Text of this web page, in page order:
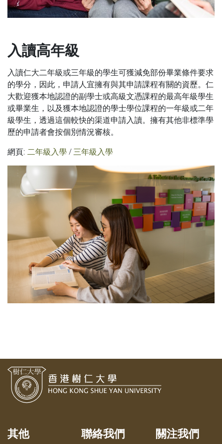
入讀高年級
入讀仁大二年級或三年級的學生可獲減免部份畢業條件要求
的學分，因此，申請人宜擁有與其申請課程有關的資歷。仁
大歡迎獲本地認證的副學士或高級文憑課程的最高年級學生
或畢業生，以及獲本地認證的學士學位課程的一年級或二年
級學生，透過這個較快的渠道申請入讀。擁有其他非標準學
歷的申請者會按個別情況審核。
網頁: 二年級入學/三年級入學
其他 聯絡我們 關注我們